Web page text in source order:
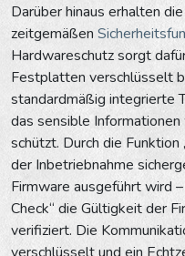
Darüber hinaus erhalten
zeitgemäßen
Hardwareschutz sorgt
Festplatten verschlüsselt
standardmäßig integrierte
das sensible
schützt. Durch die
der Inbetriebnahme
Firmware ausgeführt wird
Check“ die Gültigkeit der
verifiziert. Die